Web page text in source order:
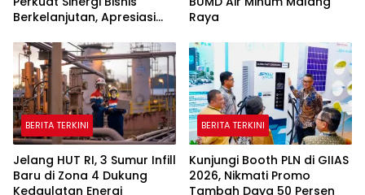
Berkelanjutan, Apresiasi
Corporate Award
Raya
BERITA TERKINI
Jelang HUT RI, 3 Sumur Infill
Baru di Zona 4 Dukung
Kedaulatan Energi
BERITA TERKINI
Kunjungi Booth PLN di GIIAS
2026, Nikmati Promo
Tambah Daya 50 Persen